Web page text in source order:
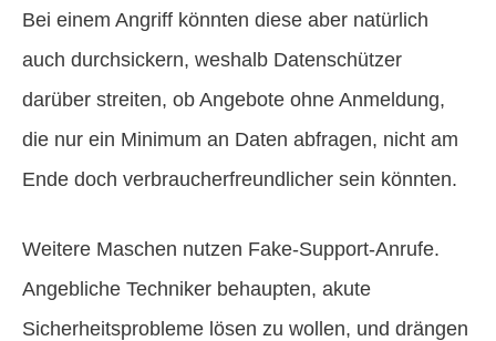
Bei einem Angriff könnten diese aber natürlich
auch durchsickern, weshalb Datenschützer
darüber streiten, ob Angebote ohne Anmeldung,
die nur ein Minimum an Daten abfragen, nicht am
Ende doch verbraucherfreundlicher sein könnten.
Weitere Maschen nutzen Fake-Support-Anrufe.
Angebliche Techniker behaupten, akute
Sicherheitsprobleme lösen zu wollen, und drängen